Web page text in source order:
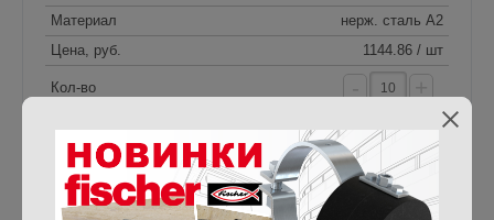
Материал
нерж. сталь A2
Цена, руб.
1144.86 / шт
Кол-во